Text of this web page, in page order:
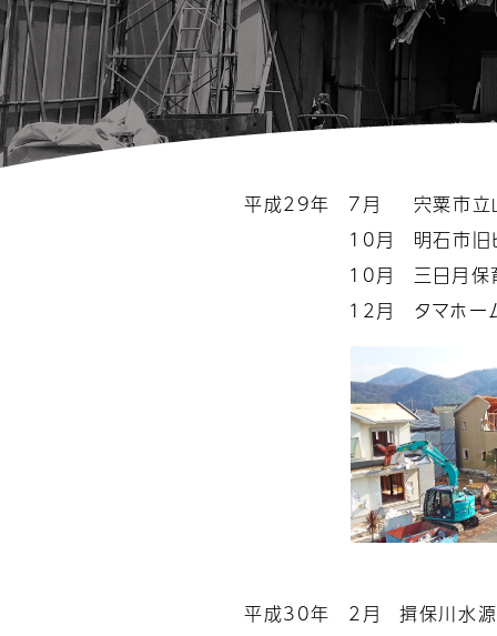
平成29年
7月
10月
10月
12月
宍粟市
明石市旧
三日月
タマホ
平成30年
2月
揖保川水